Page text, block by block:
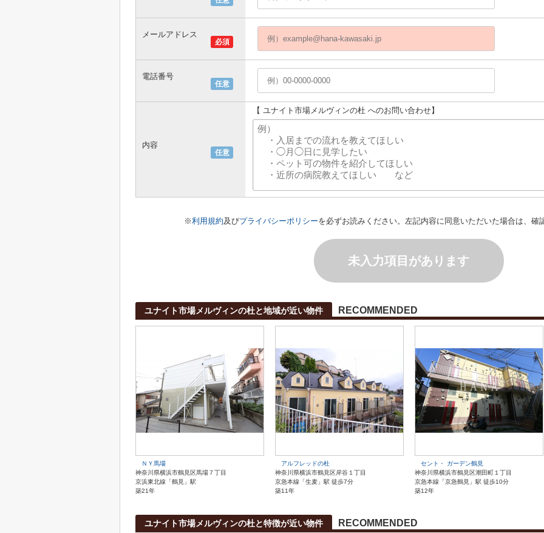
必須
メールアドレス
任意
電話番号
任意
内容
【 ユナイト市場メルヴィンの杜 へのお問い合わせ】
※利用規約及びプライバシーポリシーを必ずお読みください。左記内容に同意いただいた場合は、確
未入力項目があります
ユナイト市場メルヴィンの杜と地域が近い物件 RECOMMENDED
ＮＹ馬場
神奈川県横浜市鶴見区馬場７丁目
京浜東北線「鶴見」駅
築21年
アルフレッドの杜
神奈川県横浜市鶴見区岸谷１丁目
京急本線「生麦」駅 徒歩7分
築11年
セント・ ガーデン鶴見
神奈川県横浜市鶴見区潮田町１丁目
京急本線「京急鶴見」駅 徒歩10分
築12年
ユナイト市場メルヴィンの杜と特徴が近い物件 RECOMMENDED